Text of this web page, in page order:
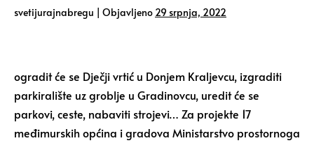
svetijurajnabregu | Objavljeno 29 srpnja, 2022
ogradit će se Dječji vrtić u Donjem Kraljevcu, izgraditi
parkiralište uz groblje u Gradinovcu, uredit će se
parkovi, ceste, nabaviti strojevi… Za projekte 17
međimurskih općina i gradova Ministarstvo prostornoga